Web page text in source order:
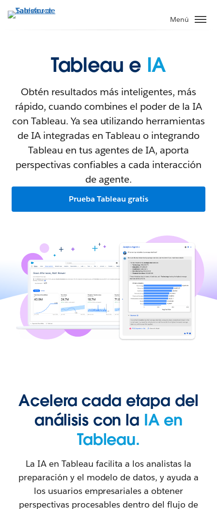
Menú
Tableau e IA
Obtén resultados más inteligentes, más
rápido, cuando combines el poder de la IA
con Tableau. Ya sea utilizando herramientas
de IA integradas en Tableau o integrando
Tableau en tus agentes de IA, aporta
perspectivas confiables a cada interacción
de agente.
Prueba Tableau gratis
Acelera cada etapa del
análisis con la IA en
Tableau.
La IA en Tableau facilita a los analistas la
preparación y el modelo de datos, y ayuda a
los usuarios empresariales a obtener
perspectivas procesables dentro del flujo de